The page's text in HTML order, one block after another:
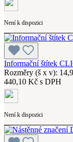
Není k dispozici
Informační štítek
Rozměry (š x v):
440,10 Kč s DPH
Není k dispozici